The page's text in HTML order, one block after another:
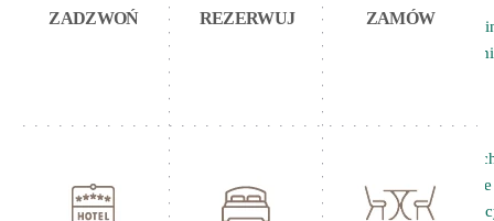
City Hotel
Vouchery
Kontakt
Jak
ZADZWOŃ REZERWUJ ZAMÓW